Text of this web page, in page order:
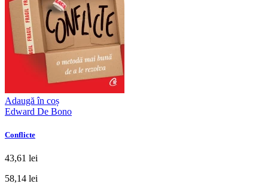
Adaugă în coș
Edward De Bono
Conflicte
43,61 lei
58,14 lei